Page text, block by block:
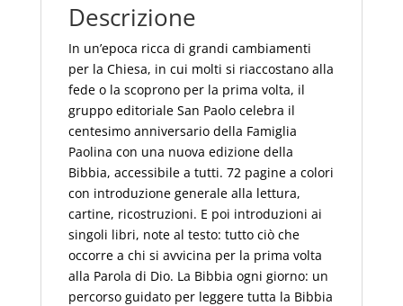
Descrizione
In un’epoca ricca di grandi cambiamenti
per la Chiesa, in cui molti si riaccostano alla
fede o la scoprono per la prima volta, il
gruppo editoriale San Paolo celebra il
centesimo anniversario della Famiglia
Paolina con una nuova edizione della
Bibbia, accessibile a tutti. 72 pagine a colori
con introduzione generale alla lettura,
cartine, ricostruzioni. E poi introduzioni ai
singoli libri, note al testo: tutto ciò che
occorre a chi si avvicina per la prima volta
alla Parola di Dio. La Bibbia ogni giorno: un
percorso guidato per leggere tutta la Bibbia